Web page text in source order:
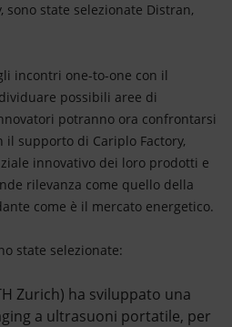
sono state selezionate Distran,
incontri one-to-one con il
possibili aree di
potranno ora confrontarsi
il supporto di Cariplo Factory,
innovativo dei loro prodotti e
rilevanza come quello della
come è il mercato energetico.
state selezionate:
Zurich) ha sviluppato una
a ultrasuoni portatile, per